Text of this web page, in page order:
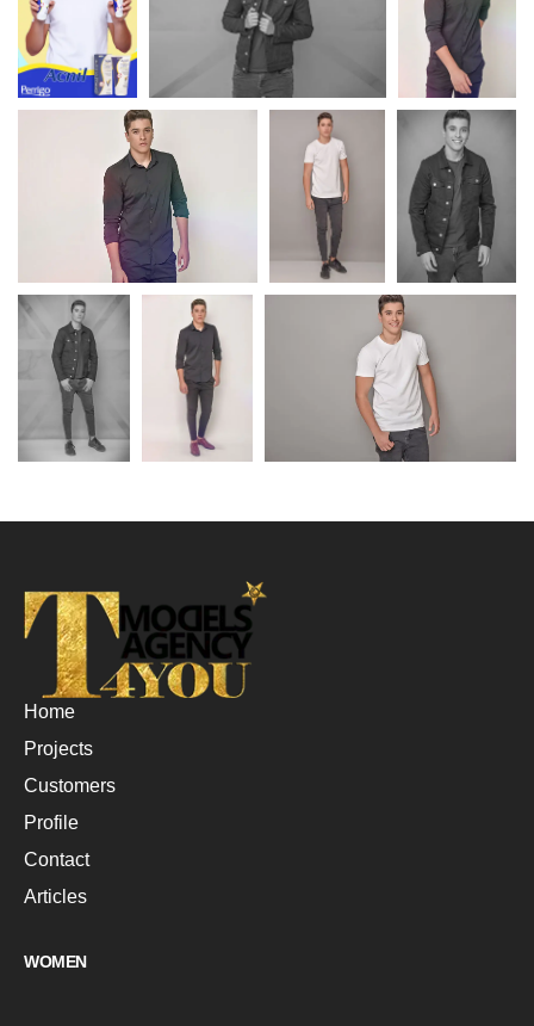
Home
Projects
Customers
Profile
Contact
Articles
WOMEN